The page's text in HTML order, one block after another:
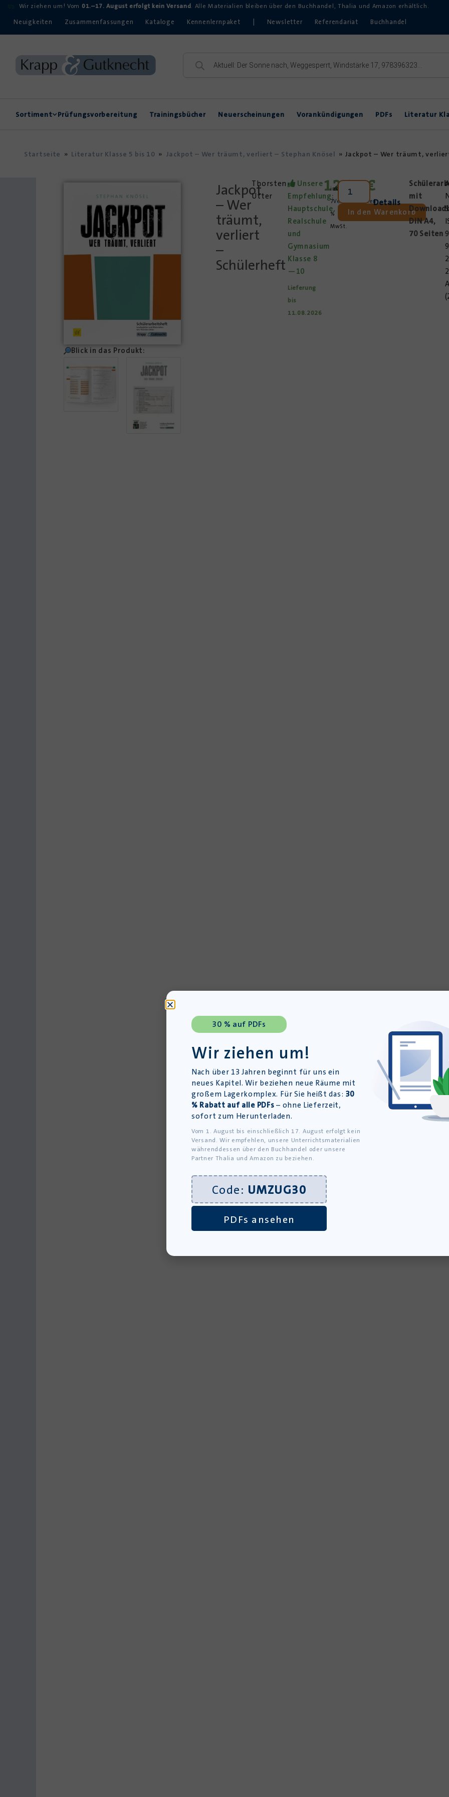
Wir ziehen um! Vom 01.–17. August erfolgt kein Versand. Alle Materialien bleiben über den Buchhandel, Thalia und Amazon erhältlich.
Neuigkeiten Zusammenfassungen Kataloge Kennenlernpaket Newsletter Referendariat Buchhandel
Sortiment Prüfungsvorbereitung Trainingsbücher Neuerscheinungen Vorankündigungen PDFs Literatur
Theater im Unterricht
Startseite » Literatur Klasse 5 bis 10 » Jackpot – Wer träumt, verliert – Stephan Knösel » Jackpot – Wer träumt,
Blick in das Produkt:
Jackpot
– Wer
träumt,
verliert
–
Schülerheft
Thorsten
Utter
Unsere
Empfehlung:
Hauptschule,
Realschule
und
Gymnasium
Klasse 8
—10
Lieferung
bis
11.08.2026
12,95€
inkl.
7
%
MwSt.
zzgl.
Versandkosten
In den Warenkorb
Details
mit
DIN A4,
70 Seiten
30 % auf PDFs
Wir ziehen um!
Nach über 13 Jahren beginnt für uns ein
neues Kapitel. Wir beziehen neue Räume mit
großem Lagerkomplex. Für Sie heißt das: 30
% Rabatt auf alle PDFs – ohne Lieferzeit,
sofort zum Herunterladen.
Vom 1. August bis einschließlich 17. August erfolgt kein
Versand. Wir empfehlen, unsere Unterrichtsmaterialien
währenddessen über den Buchhandel oder unsere
Partner Thalia und Amazon zu beziehen.
Code: UMZUG30
PDFs ansehen